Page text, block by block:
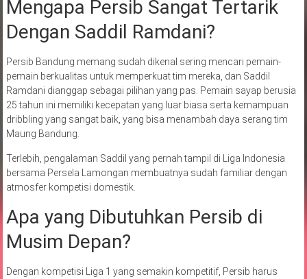
Mengapa Persib Sangat Tertarik
Dengan Saddil Ramdani?
Persib Bandung memang sudah dikenal sering mencari pemain-
pemain berkualitas untuk memperkuat tim mereka, dan Saddil
Ramdani dianggap sebagai pilihan yang pas. Pemain sayap berusia
25 tahun ini memiliki kecepatan yang luar biasa serta kemampuan
dribbling yang sangat baik, yang bisa menambah daya serang tim
Maung Bandung.
Terlebih, pengalaman Saddil yang pernah tampil di Liga Indonesia
bersama Persela Lamongan membuatnya sudah familiar dengan
atmosfer kompetisi domestik.
Apa yang Dibutuhkan Persib di
Musim Depan?
Dengan kompetisi Liga 1 yang semakin kompetitif, Persib harus